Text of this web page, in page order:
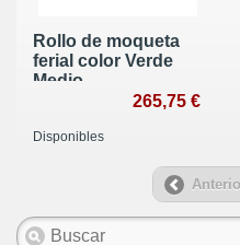
Rollo de moqueta
ferial color Verde
Medio
265,75 €
Disponibles